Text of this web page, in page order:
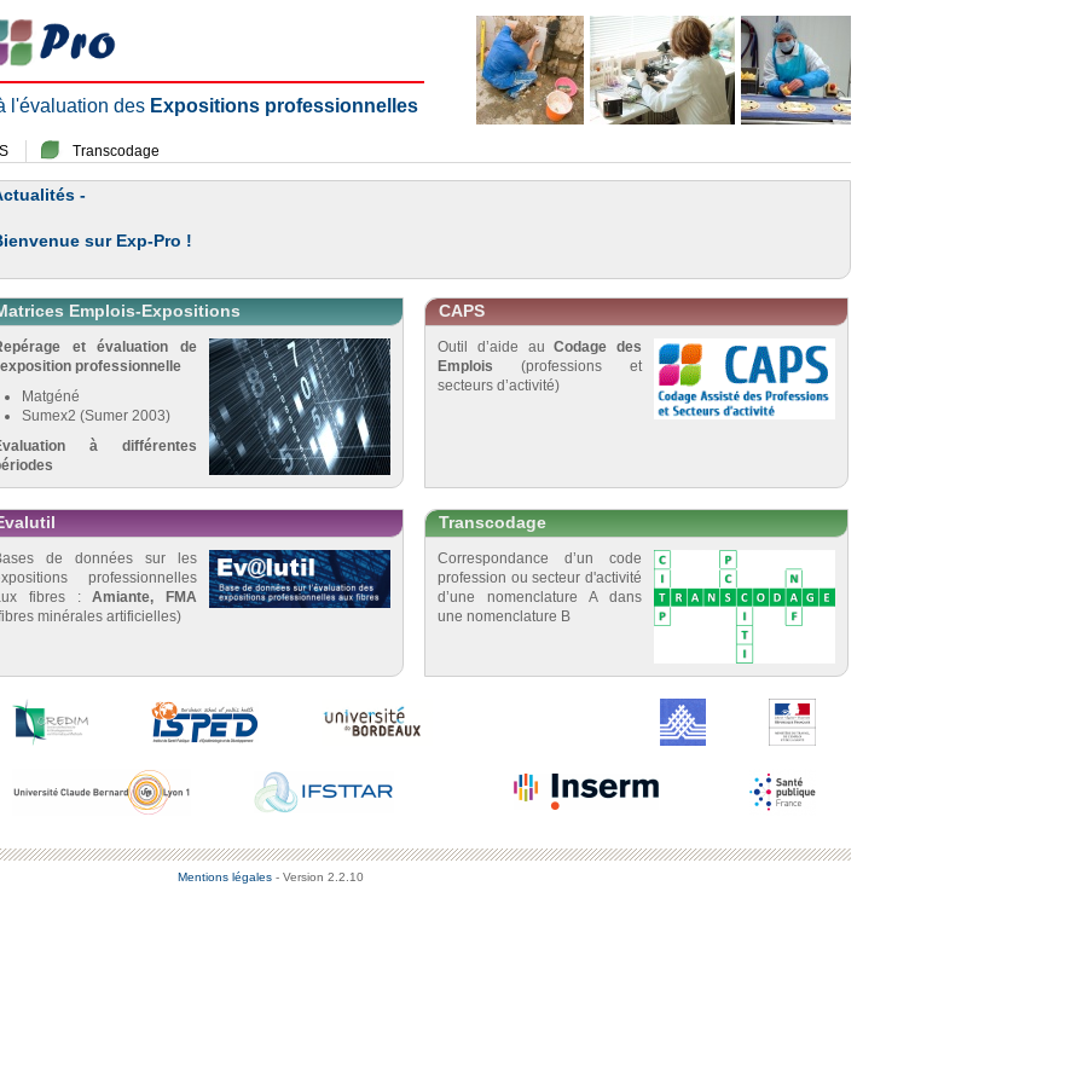
l'évaluation des Expositions professionnelles
Transcodage
-
sur Exp-Pro !
Emplois-Expositions
et évaluation de
professionnelle
Matgéné
Sumex2 (Sumer 2003)
à différentes
CAPS
Outil d’aide auCodage des
Emplois (professions et
secteurs d’activité)
de données sur les
professionnelles
fibres :Amiante, FMA
minérales artificielles)
Transcodage
Correspondance d’un code
profession ou secteur d'activité
d’une nomenclature A dans
une nomenclature B
Mentions légales - Version 2.2.10